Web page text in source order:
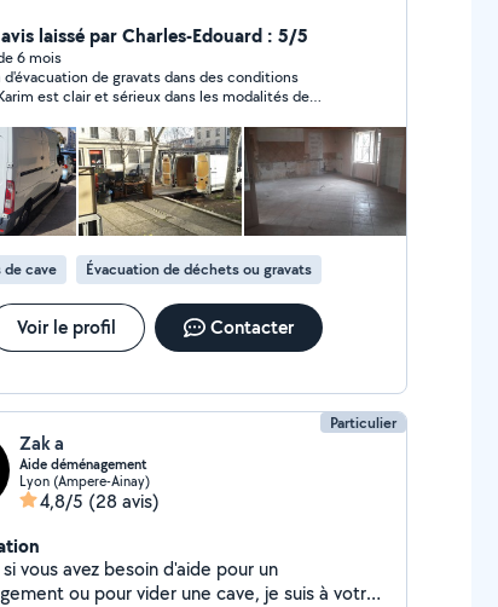
laissé par Charles-Edouard : 5/5
6 mois
d'évacuation de gravats dans des conditions
est clair et sérieux dans les modalités de
de travailler avec lui.
de cave Évacuation de déchets ou gravats
Voir le profil Contacter
Particulier
Zak a
Aide déménagement
Lyon (Ampere-Ainay)
4,8/5 (28 avis)
vous avez besoin d'aide pour un
ou pour vider une cave, je suis à votre